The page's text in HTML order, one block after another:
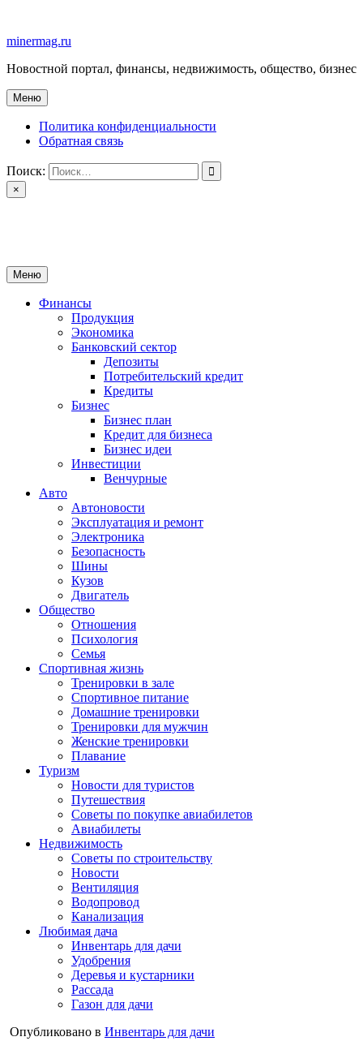
содержимому
minermag.ru
Новостной портал, финансы, недвижимость, общество, бизнес
Меню
Политика конфиденциальности
Обратная связь
Поиск:
×
Меню
Финансы
Продукция
Экономика
Банковский сектор
Депозиты
Потребительский кредит
Кредиты
Бизнес
Бизнес план
Кредит для бизнеса
Бизнес идеи
Инвестиции
Венчурные
Авто
Автоновости
Эксплуатация и ремонт
Электроника
Безопасность
Шины
Кузов
Двигатель
Общество
Отношения
Психология
Семья
Спортивная жизнь
Тренировки в зале
Спортивное питание
Домашние тренировки
Тренировки для мужчин
Женские тренировки
Плавание
Туризм
Новости для туристов
Путешествия
Советы по покупке авиабилетов
Авиабилеты
Недвижимость
Советы по строительству
Новости
Вентиляция
Водопровод
Канализация
Любимая дача
Инвентарь для дачи
Удобрения
Деревья и кустарники
Рассада
Газон для дачи
Опубликовано в Инвентарь для дачи